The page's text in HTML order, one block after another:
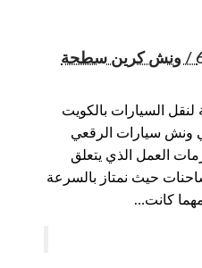
ونش الرقعي / 65557275 / ونش كرين سطحة
السيارات بالكويت
سيارات الرقعي
العمل الذي يتعلق
حيث نمتاز بالسرعة
كانت…